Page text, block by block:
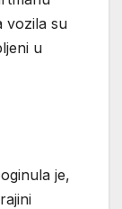
vozila su
u
je,